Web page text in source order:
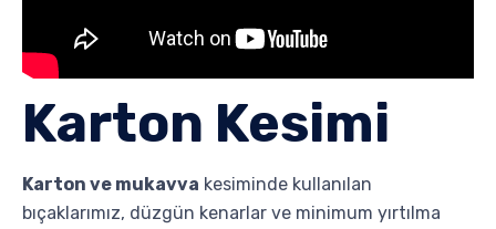
Karton Kesimi
Karton ve mukavva kesiminde kullanılan
bıçaklarımız, düzgün kenarlar ve minimum yırtılma